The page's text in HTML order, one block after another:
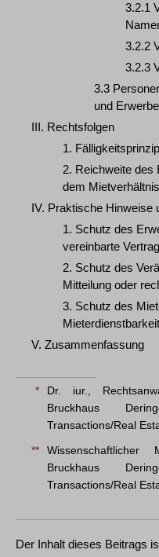
3.2.1
3.2.2
3.2.3
3.3
und
III. Rechtsfolgen
1. Fälligkeitsprinzip
2. Reichweite des
dem Mietverhältnis
IV. Praktische Hinweise
1. Schutz des
vereinbarte
2. Schutz des
Mitteilung oder
3. Schutz des
Mieterdienstbarkeit
V. Zusammenfassung
*
Dr. iur.,
Bruckhaus
Transactions/Real
**
Wissenschaftlicher
Bruckhaus
Transactions/Real
Der Inhalt dieses Beitrags